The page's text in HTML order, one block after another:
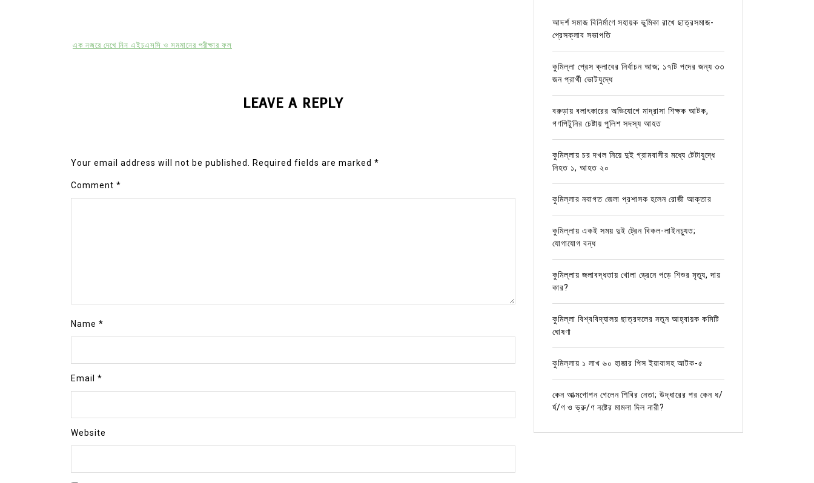
এক নজরে দেখে নিন এইচএসসি ও সমমানের পরীক্ষার ফল
LEAVE A REPLY
Your email address will not be published. Required fields are marked *
Comment *
Name *
Email *
Website
আদর্শ সমাজ বিনির্মাণে সহায়ক ভুমিকা রাখে ছাত্রসমাজ-
প্রেসক্লাব সভাপতি
কুমিল্লা প্রেস ক্লাবের নির্বাচন আজ; ১৭টি পদের জন্য ৩৩
জন প্রার্থী ভোটযুদ্ধে
বরুড়ায় বলাৎকারের অভিযোগে মাদ্রাসা শিক্ষক আটক,
গণপিটুনির চেষ্টায় পুলিশ সদস্য আহত
কুমিল্লায় চর দখল নিয়ে দুই গ্রামবাসীর মধ্যে টেটাযুদ্ধে
নিহত ১, আহত ২০
কুমিল্লার নবাগত জেলা প্রশাসক হলেন রোজী আক্তার
কুমিল্লায় একই সময় দুই ট্রেন বিকল-লাইনচ্যুত;
যোগাযোগ বন্ধ
কুমিল্লায় জলাবদ্ধতায় খোলা ড্রেনে পড়ে শিশুর মৃত্যু, দায়
কার?
কুমিল্লা বিশ্ববিদ্যালয় ছাত্রদলের নতুন আহ্বায়ক কমিটি
ঘোষণা
কুমিল্লায় ১ লাখ ৬০ হাজার পিস ইয়াবাসহ আটক-৫
কেন আত্মগোপন গেলেন শিবির নেতা; উদ্ধারের পর কেন ধ/
র্ষ/ণ ও ভ্রু/ণ নষ্টের মামলা দিল নারী?